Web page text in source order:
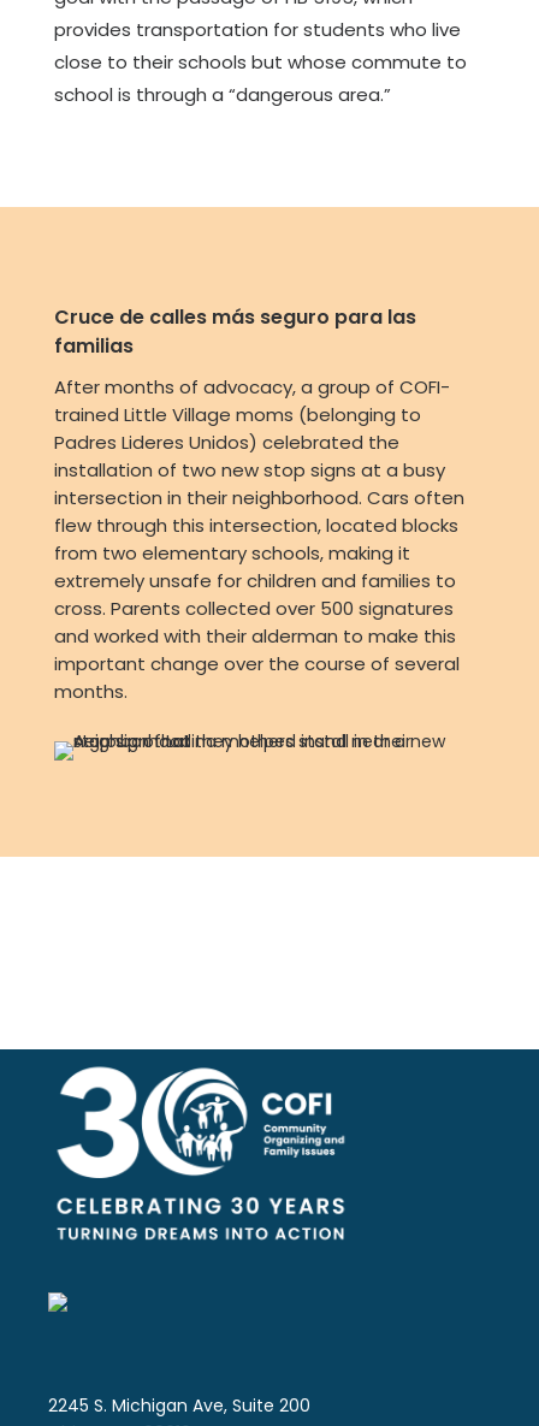
provides transportation for students who live
close to their schools but whose commute to
school is through a “dangerous area.”
Cruce de calles más seguro para las
familias
After months of advocacy, a group of COFI-
trained Little Village moms (belonging to
Padres Lideres Unidos) celebrated the
installation of two new stop signs at a busy
intersection in their neighborhood. Cars often
flew through this intersection, located blocks
from two elementary schools, making it
extremely unsafe for children and families to
cross. Parents collected over 500 signatures
and worked with their alderman to make this
important change over the course of several
months.
2245 S. Michigan Ave, Suite 200